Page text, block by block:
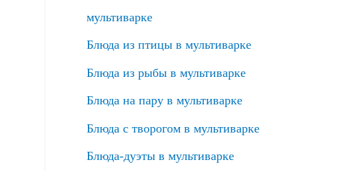
мультиварке
Блюда из птицы в мультиварке
Блюда из рыбы в мультиварке
Блюда на пару в мультиварке
Блюда с творогом в мультиварке
Блюда-дуэты в мультиварке